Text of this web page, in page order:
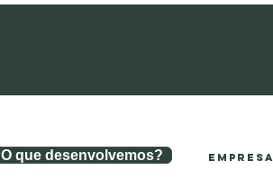
O que desenvolvemos? EMPRESA